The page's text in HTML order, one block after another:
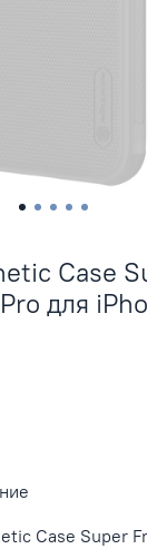
Case
для
Case Super